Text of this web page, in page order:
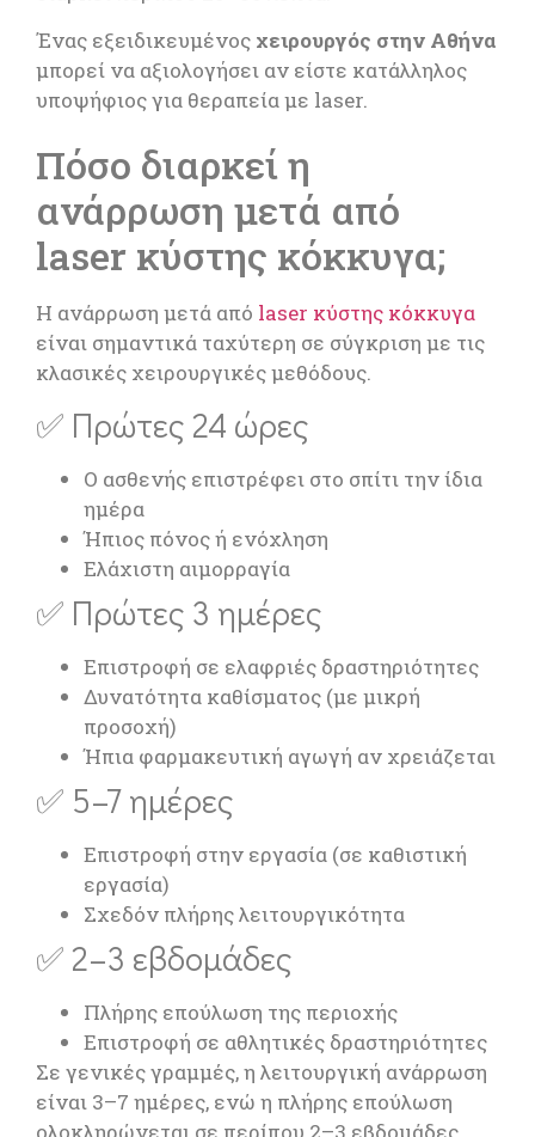
Ένας εξειδικευμένος χειρουργός στην Αθήνα
μπορεί να αξιολογήσει αν είστε κατάλληλος
υποψήφιος για θεραπεία με laser.
Πόσο διαρκεί η
ανάρρωση μετά από
laser κύστης κόκκυγα;
Η ανάρρωση μετά από laser κύστης κόκκυγα
είναι σημαντικά ταχύτερη σε σύγκριση με τις
κλασικές χειρουργικές μεθόδους.
✅ Πρώτες 24 ώρες
Ο ασθενής επιστρέφει στο σπίτι την ίδια
ημέρα
Ήπιος πόνος ή ενόχληση
Ελάχιστη αιμορραγία
✅ Πρώτες 3 ημέρες
Επιστροφή σε ελαφριές δραστηριότητες
Δυνατότητα καθίσματος (με μικρή
προσοχή)
Ήπια φαρμακευτική αγωγή αν χρειάζεται
✅ 5–7 ημέρες
Επιστροφή στην εργασία (σε καθιστική
εργασία)
Σχεδόν πλήρης λειτουργικότητα
✅ 2–3 εβδομάδες
Πλήρης επούλωση της περιοχής
Επιστροφή σε αθλητικές δραστηριότητες
Σε γενικές γραμμές, η λειτουργική ανάρρωση
είναι 3–7 ημέρες, ενώ η πλήρης επούλωση
ολοκληρώνεται σε περίπου 2–3 εβδομάδες.